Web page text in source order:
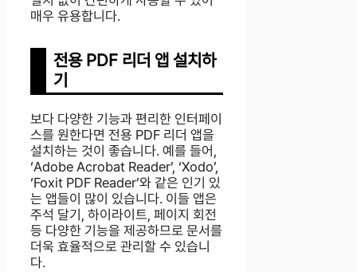
매우 유용합니다.
전용 PDF 리더 앱 설치하
기
보다 다양한 기능과 편리한 인터페이
스를 원한다면 전용 PDF 리더 앱을
설치하는 것이 좋습니다. 예를 들어,
‘Adobe Acrobat Reader’, ‘Xodo’,
‘Foxit PDF Reader’와 같은 인기 있
는 앱들이 많이 있습니다. 이들 앱은
주석 달기, 하이라이트, 페이지 회전
등 다양한 기능을 제공하므로 문서를
더욱 효율적으로 관리할 수 있습니
다.